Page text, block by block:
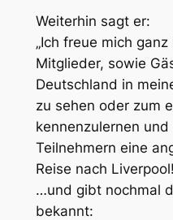
Weiterhin sagt er:
„Ich freue mich
Mitglieder, sowie
Deutschland in
zu sehen oder zum
kennenzulernen
Teilnehmern eine
Reise nach
…und gibt nochmal
bekannt: